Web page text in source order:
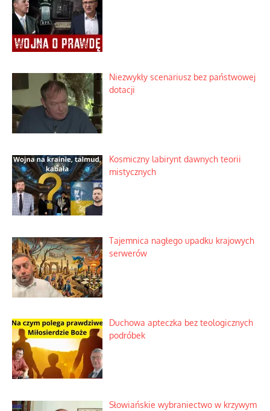
Niezwykły scenariusz bez państwowej
dotacji
Kosmiczny labirynt dawnych teorii
mistycznych
Tajemnica nagłego upadku krajowych
serwerów
Duchowa apteczka bez teologicznych
podróbek
Słowiańskie wybraniectwo w krzywym